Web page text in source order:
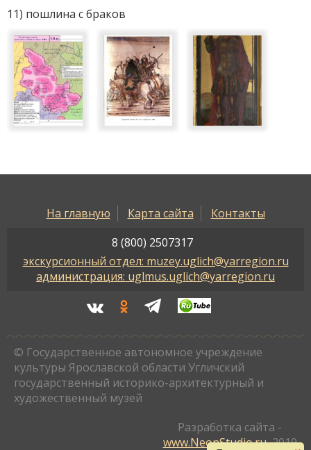
11) пошлина с браков
На главную Карта сайта
Контакты
8 (800) 2507317
экскурсионный отдел: muzey.uglich@yarregion.ru
администрация: uglmus.uglich@yarregion.ru
© Государственное автономное учреждение
культуры Ярославской области Угличский
государственный историко-архитектурный и
художественный музей
Разработка сайта -
www.NeonStudio.ru, 2019